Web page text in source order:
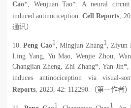
Cao*, Wenjuan Tao*. A neural circuit
induced antinociception.Cell Reports,
通讯）
10.Peng Cao1 , Mingjun Zhang1 , Ziyun
Ling Yang, Yu Mao, Wenjie Zhou,
Changjian Zheng, Zhi Zhang*, Yan
induces antinociception via visual-
Reports , 2023, 42: 112290. （第一作者）
1 1